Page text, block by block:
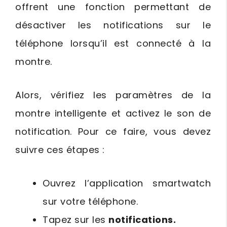
offrent une fonction permettant de
désactiver les notifications sur le
téléphone lorsqu’il est connecté à la
montre.
Alors, vérifiez les paramètres de la
montre intelligente et activez le son de
notification. Pour ce faire, vous devez
suivre ces étapes :
Ouvrez l’application smartwatch
sur votre téléphone.
Tapez sur les notifications.